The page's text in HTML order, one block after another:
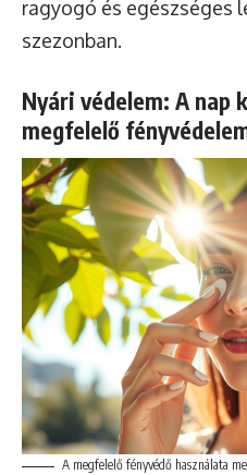
ragyogó és egészséges
szezonban.
Nyári védelem: A nap
megfelelő
A megfelelő fényvédő használata